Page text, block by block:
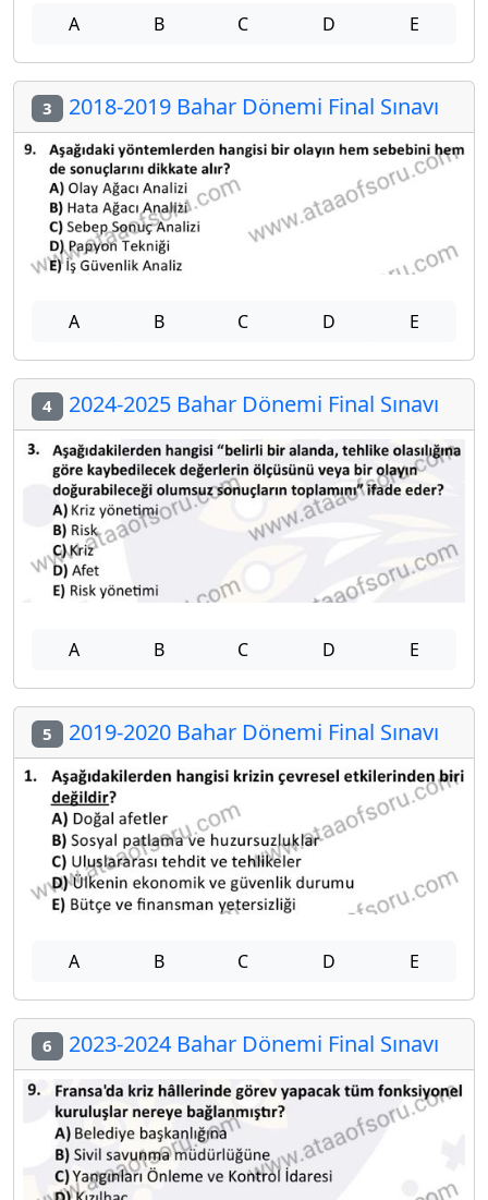
A B C D E
3 2018-2019 Bahar Dönemi Final Sınavı
A B C D E
4 2024-2025 Bahar Dönemi Final Sınavı
A B C D E
5 2019-2020 Bahar Dönemi Final Sınavı
A B C D E
6 2023-2024 Bahar Dönemi Final Sınavı